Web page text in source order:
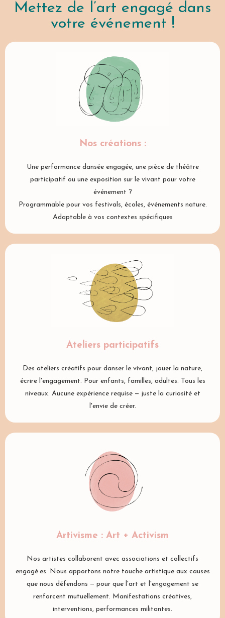
Mettez de l’art engagé dans
votre événement !
Nos créations :
Une performance dansée engagée, une pièce de théâtre
participatif ou une exposition sur le vivant pour votre
événement ?
Programmable pour vos festivals, écoles, événements nature.
Adaptable à vos contextes spécifiques
Ateliers participatifs
Des ateliers créatifs pour danser le vivant, jouer la nature,
écrire l'engagement. Pour enfants, familles, adultes. Tous les
niveaux. Aucune expérience requise — juste la curiosité et
l'envie de créer.
Artivisme : Art + Activism
Nos artistes collaborent avec associations et collectifs
engagé·es. Nous apportons notre touche artistique aux causes
que nous défendons — pour que l'art et l'engagement se
renforcent mutuellement. Manifestations créatives,
interventions, performances militantes.